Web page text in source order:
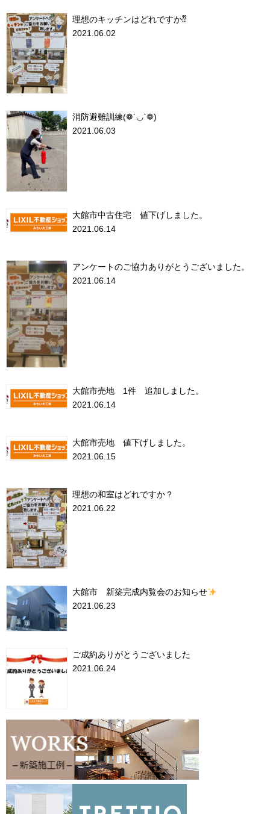
理想のキッチンはどれですか⁇
2021.06.02
消防避難訓練(❁´◡`❁)
2021.06.03
大館市中古住宅 値下げしました。
2021.06.14
アンケートのご協力ありがとうございました。
2021.06.14
大館市売地 1件 追加しました。
2021.06.14
大館市売地 値下げしました。
2021.06.15
理想の和室はどれですか？
2021.06.22
大館市 新築完成内覧会のお知らせ
2021.06.23
ご成約ありがとうございました
2021.06.24